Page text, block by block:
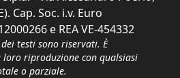
Cap. Soc. i.v. Euro
e REA VE-454332
testi sono riservati. È
loro riproduzione con qualsiasi
o parziale.